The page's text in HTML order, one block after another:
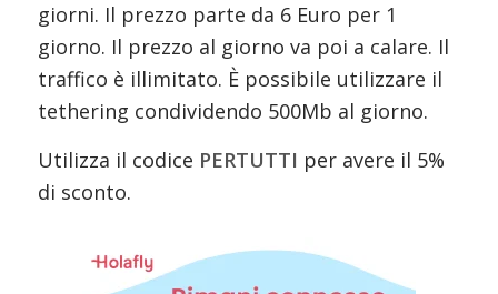
giorni. Il prezzo parte da 6 Euro per 1
giorno. Il prezzo al giorno va poi a calare. Il
traffico è illimitato. È possibile utilizzare il
tethering condividendo 500Mb al giorno.
Utilizza il codice PERTUTTI per avere il 5%
di sconto.